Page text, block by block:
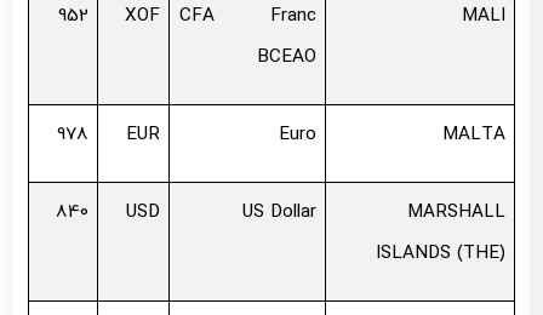
MALI
CFA Franc
BCEAO
XOF
952
MALTA
Euro
EUR
978
MARSHALL
ISLANDS (THE)
US Dollar
USD
840